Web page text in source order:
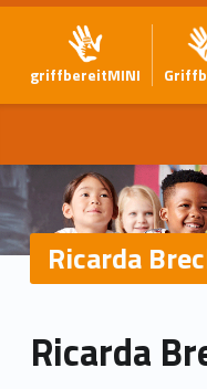
griffbereitMINI
Ricarda
Ricarda